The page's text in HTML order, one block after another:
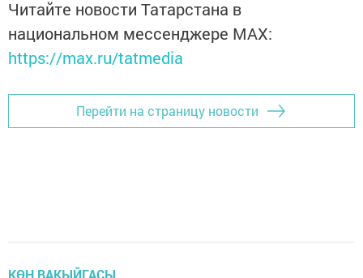
Читайте новости Татарстана в
национальном мессенджере MАХ:
https://max.ru/tatmedia
Перейти на страницу новости
КӨН ВАКЫЙГАСЫ